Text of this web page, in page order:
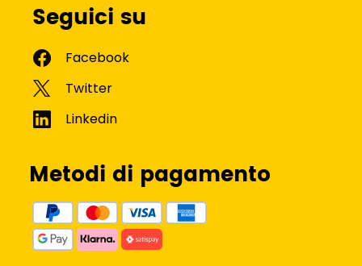
Seguici su
Metodi di pagamento